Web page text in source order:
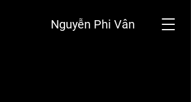
Nguyễn Phi Vân